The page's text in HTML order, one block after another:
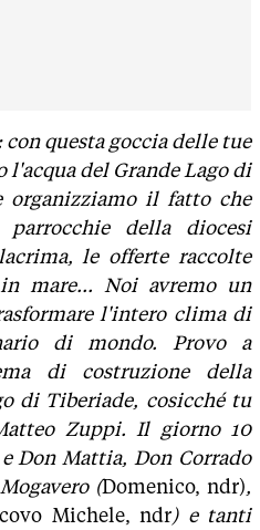
con questa goccia delle tue
del Grande Lago di
organizziamo il fatto che
della diocesi
le offerte raccolte
mare... Noi avremo un
l'intero clima di
di mondo. Provo a
di costruzione della
di Tiberiade, cosicché tu
Zuppi. Il giorno 10
Don Mattia, Don Corrado
(Domenico, ndr),
Michele, ndr) e tanti